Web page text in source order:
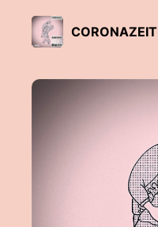
CORONAZEIT